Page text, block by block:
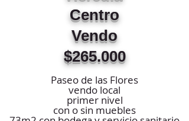
Centro
Vendo
$265.000
Paseo de las Flores
vendo local
primer nivel
con o sin muebles